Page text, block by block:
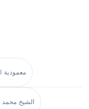
معمودية
الشيخ محمد